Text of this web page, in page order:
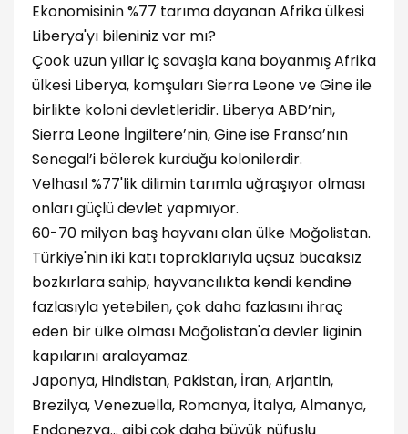
Ekonomisinin %77 tarıma dayanan Afrika ülkesi
Liberya'yı bileniniz var mı?
Çook uzun yıllar iç savaşla kana boyanmış Afrika
ülkesi Liberya, komşuları Sierra Leone ve Gine ile
birlikte koloni devletleridir. Liberya ABD’nin,
Sierra Leone İngiltere’nin, Gine ise Fransa’nın
Senegal’i bölerek kurduğu kolonilerdir.
Velhasıl %77'lik dilimin tarımla uğraşıyor olması
onları güçlü devlet yapmıyor.
60-70 milyon baş hayvanı olan ülke Moğolistan.
Türkiye'nin iki katı topraklarıyla uçsuz bucaksız
bozkırlara sahip, hayvancılıkta kendi kendine
fazlasıyla yetebilen, çok daha fazlasını ihraç
eden bir ülke olması Moğolistan'a devler liginin
kapılarını aralayamaz.
Japonya, Hindistan, Pakistan, İran, Arjantin,
Brezilya, Venezuella, Romanya, İtalya, Almanya,